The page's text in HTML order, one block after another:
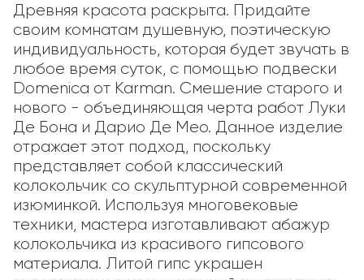
Древняя красота раскрыта. Придайте
своим комнатам душевную, поэтическую
индивидуальность, которая будет звучать в
любое время суток, с помощью подвески
Domenica от Karman. Смешение старого и
нового - объединяющая черта работ Луки
Де Бона и Дарио Де Мео. Данное изделие
отражает этот подход, поскольку
представляет собой классический
колокольчик со скульптурной современной
изюминкой. Используя многовековые
техники, мастера изготавливают абажур
колокольчика из красивого гипсового
материала. Литой гипс украшен